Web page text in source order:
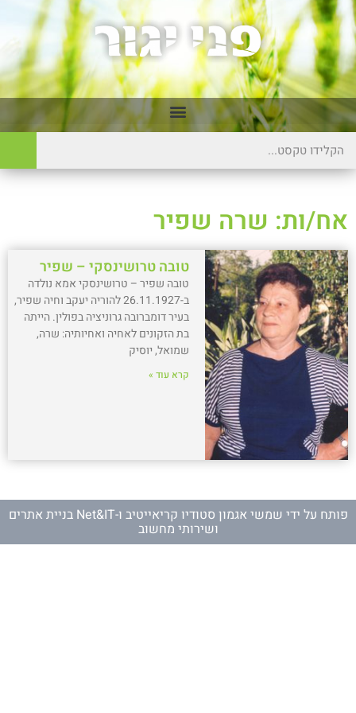
אח/ות: שרה שפיר
טובה טרושינסקי – שפיר
טובה שפיר – טרושינסקי אמא נולדה
ב-26.11.1927 להוריה יעקב וחיה שפיר,
בעיר דומברובה גרוניציה בפולין. הייתה
בת הזקונים לאחיה ואחיותיה: שרה,
שמואל, יוסיק
קרא עוד »
פותח על ידי שמשי אגמון סטודיו קריאייטיב ו- Net&IT בניית אתרים
ושירותי מחשוב